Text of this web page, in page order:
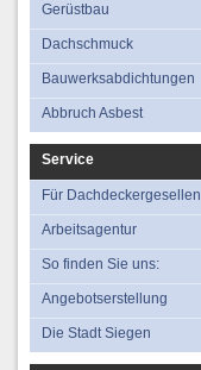
Gerüstbau
Dachschmuck
Bauwerksabdichtungen
Abbruch Asbest
Service
Für Dachdeckergesellen
Arbeitsagentur
So finden Sie uns:
Angebotserstellung
Die Stadt Siegen